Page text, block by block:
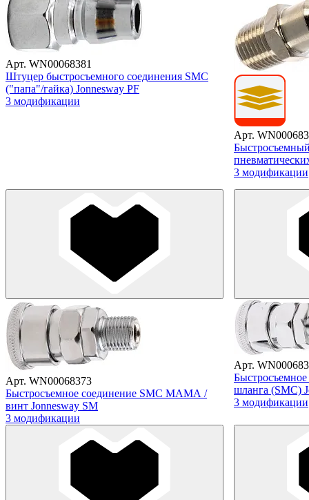
Арт. WN00068381
Штуцер быстросъемного соединения SMC
("папа"/гайка) Jonnesway PF
3 модификации
Арт.
3 модификации
Арт. WN00068373
Быстросъемное соединение SMC МАМА /
винт Jonnesway SM
3 модификации
Арт.
шланга (SMC)
3 модификации